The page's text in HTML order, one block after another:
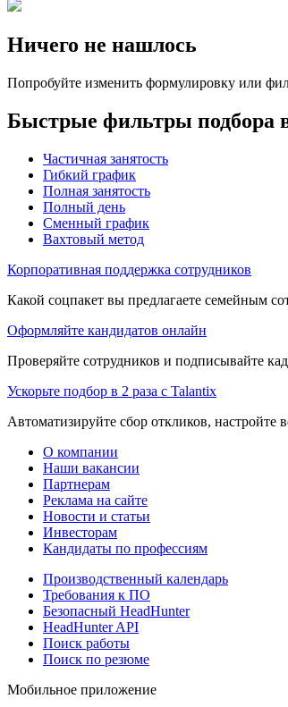
Ничего не нашлось
Попробуйте изменить формулировку или
Быстрые фильтры подбора
Частичная занятость
Гибкий график
Полная занятость
Полный день
Сменный график
Вахтовый метод
Корпоративная поддержка сотрудников
Какой соцпакет вы предлагаете семейным
Оформляйте кандидатов онлайн
Проверяйте сотрудников и подписывайте
Ускорьте подбор в 2 раза с Talantix
Автоматизируйте сбор откликов, настройте
О компании
Наши вакансии
Партнерам
Реклама на сайте
Новости и статьи
Инвесторам
Кандидаты по профессиям
Производственный календарь
Требования к ПО
Безопасный HeadHunter
HeadHunter API
Поиск работы
Поиск по резюме
Мобильное приложение